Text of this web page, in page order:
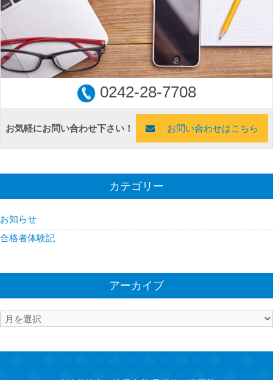
0242-28-7708
お気軽にお問い合わせ下さい！ お問い合わせはこちら
カテゴリー
お知らせ
合格者体験記
アーカイブ
ア